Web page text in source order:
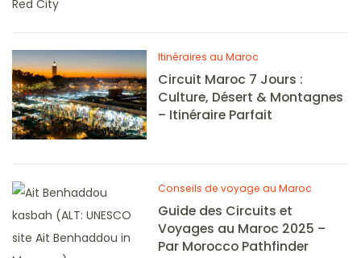
Itinéraires au Maroc
Circuit Maroc 7 Jours :
Culture, Désert & Montagnes
– Itinéraire Parfait
Conseils de voyage au Maroc
Guide des Circuits et
Voyages au Maroc 2025 –
Par Morocco Pathfinder